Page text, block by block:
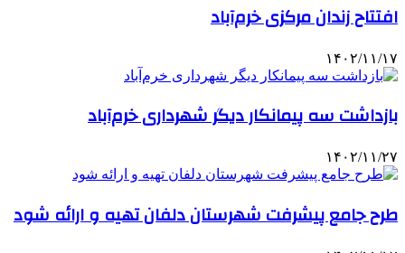
افتتاح زندان مرکزی خرم‌آباد
۱۴۰۲/۱۱/۱۷
بازداشت سه پیمانکار دیگر شهرداری خرم‌آباد
۱۴۰۲/۱۱/۲۷
طرح جامع پیشرفت شهرستان دلفان تهیه و ارائه شود